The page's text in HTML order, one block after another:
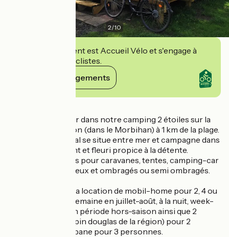
2/10
Cet établissement est Accueil Vélo et s'engage à
accueillir des cyclistes.
Voir ses engagements
Venez prendre l'air dans notre camping 2 étoiles sur la
commune d'Ambon (dans le Morbihan) à 1 km de la plage.
Ce camping familial se situe entre mer et campagne dans
un cadre verdoyant et fleuri propice à la détente.
Les emplacements pour caravanes, tentes, camping-car
et vans sont spacieux et ombragés ou semi ombragés.
Nous proposons la location de mobil-home pour 2, 4 ou
6 personnes à la semaine en juillet-août, à la nuit, week-
end ou semaine en période hors-saison ainsi que 2
cabanes en bois (pin douglas de la région) pour 2
personnes et 1 cabane pour 3 personnes.